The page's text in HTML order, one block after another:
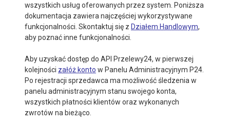
wszystkich usług oferowanych przez system. Poniższa
dokumentacja zawiera najczęściej wykorzystywane
funkcjonalności. Skontaktuj się z Działem Handlowym,
aby poznać inne funkcjonalności.
Aby uzyskać dostęp do API Przelewy24, w pierwszej
kolejności załóż konto w Panelu Administracyjnym P24.
Po rejestracji sprzedawca ma możliwość śledzenia w
panelu administracyjnym stanu swojego konta,
wszystkich płatności klientów oraz wykonanych
zwrotów na bieżąco.